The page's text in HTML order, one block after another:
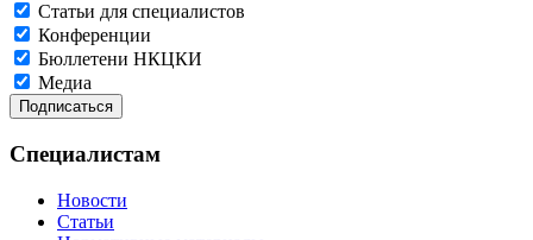
Статьи для специалистов
Конференции
Бюллетени НКЦКИ
Медиа
Специалистам
Новости
Статьи